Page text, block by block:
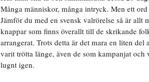
Många människor, många intryck. Men ett
Jämför du med en svensk valrörelse så är
knappar som finns överallt till de skrikande
arrangerat. Trots detta är det mara en liten
varit trötta länge, även de som kampanjat
lugnt igen.